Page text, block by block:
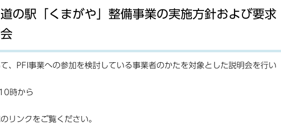
道の駅「くまがや」整備事業の実施方針および要求
、PFI事業への参加を検討している事業者のかたを対象とした説明会を行い
時から
リンクをご覧ください。